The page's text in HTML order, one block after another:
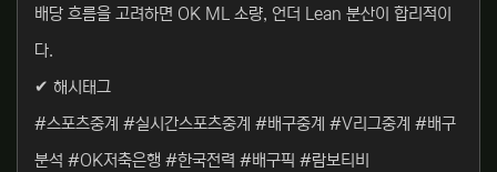
배당 흐름을 고려하면 OK ML 소량, 언더 Lean 분산이 합리적이
다.
✔ 해시태그
#스포츠중계 #실시간스포츠중계 #배구중계 #V리그중계 #배구
분석 #OK저축은행 #한국전력 #배구픽 #람보티비